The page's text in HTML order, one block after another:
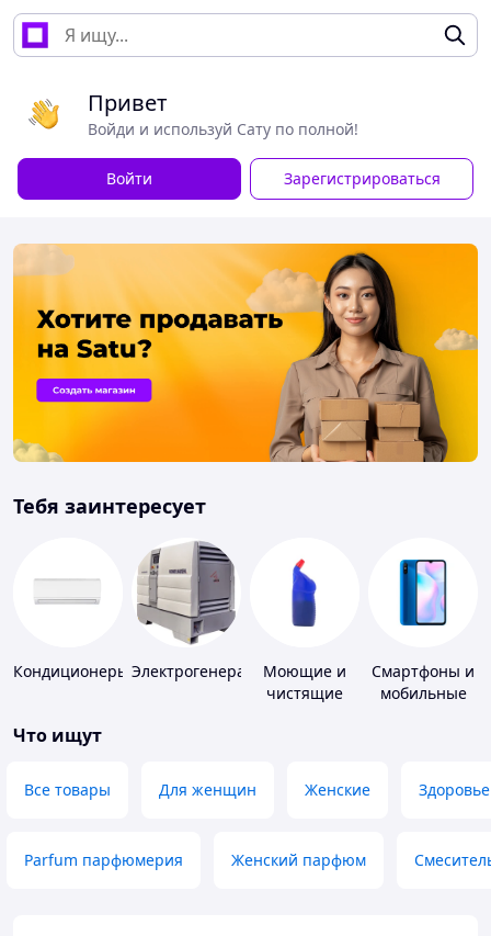
Привет
Войди и используй Сату по полной!
Войти Зарегистрироваться
Тебя заинтересует
Кондиционеры ЭлектрогенераторыМоющие и
чистящие
Смартфоны и
мобильные
Что ищут
Все товары Для женщин Женские Здоровье
Parfum парфюмерия Женский парфюм